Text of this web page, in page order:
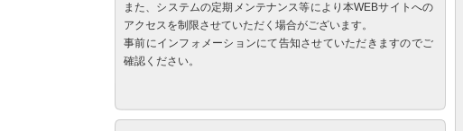
また、システムの定期メンテナンス等により本WEBサイトへの
アクセスを制限させていただく場合がございます。
事前にインフォメーションにて告知させていただきますのでご
確認ください。